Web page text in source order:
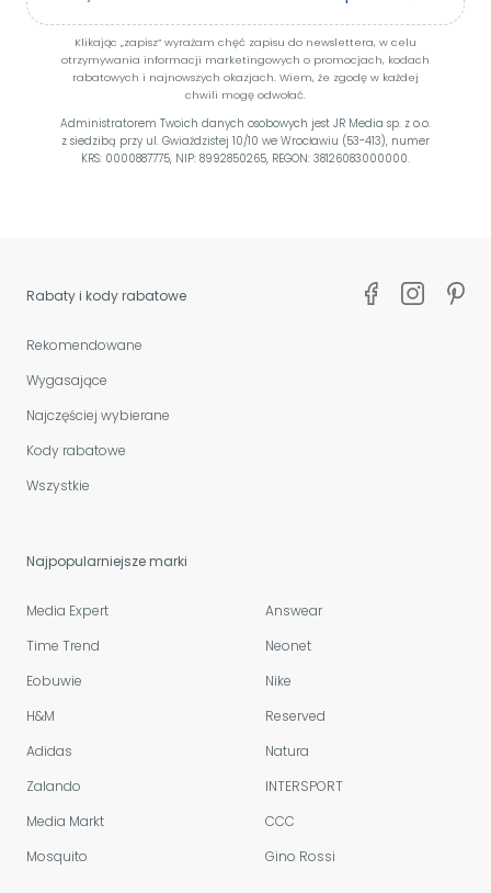
Klikając „zapisz” wyrażam chęć zapisu do newslettera, w celu
otrzymywania informacji marketingowych o promocjach, kodach
rabatowych i najnowszych okazjach. Wiem, że zgodę w każdej
chwili mogę odwołać.
Administratorem Twoich danych osobowych jest JR Media sp. z o.o.
z siedzibą przy ul. Gwiaździstej 10/10 we Wrocławiu (53-413), numer
KRS: 0000887775, NIP: 8992850265, REGON: 38126083000000.
Rabaty i kody rabatowe
Rekomendowane
Wygasające
Najczęściej wybierane
Kody rabatowe
Wszystkie
Najpopularniejsze marki
Media Expert
Time Trend
Eobuwie
H&M
Adidas
Zalando
Media Markt
Mosquito
Answear
Neonet
Nike
Reserved
Natura
INTERSPORT
CCC
Gino Rossi